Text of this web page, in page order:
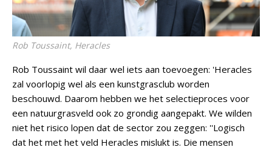
Rob Toussaint, Heracles
Rob Toussaint wil daar wel iets aan toevoegen: 'Heracles
zal voorlopig wel als een kunstgrasclub worden
beschouwd. Daarom hebben we het selectieproces voor
een natuurgrasveld ook zo grondig aangepakt. We wilden
niet het risico lopen dat de sector zou zeggen: ''Logisch
dat het met het veld Heracles mislukt is. Die mensen